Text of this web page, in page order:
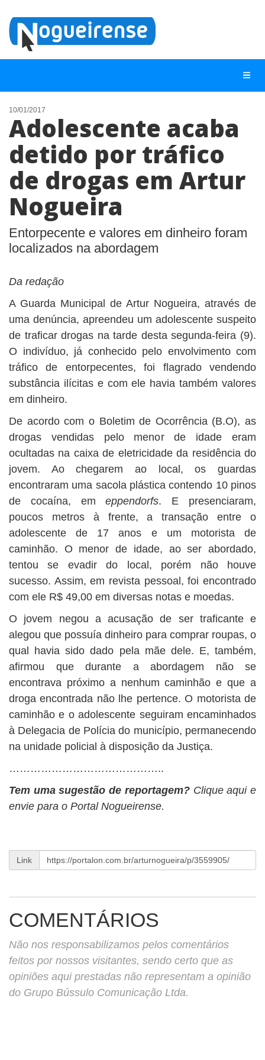
NOTÍCIAS
LISTA DIGITAL
TELEFONES ÚTEIS
CONTATO
ANUNCIE
10/01/2017
Adolescente acaba
detido por tráfico
de drogas em Artur
Nogueira
Entorpecente e valores em dinheiro foram
localizados na abordagem
Da redação
A Guarda Municipal de Artur Nogueira, através de
uma denúncia, apreendeu um adolescente suspeito
de traficar drogas na tarde desta segunda-feira (9).
O indivíduo, já conhecido pelo envolvimento com
tráfico de entorpecentes, foi flagrado vendendo
substância ilícitas e com ele havia também valores
em dinheiro.
De acordo com o Boletim de Ocorrência (B.O), as
drogas vendidas pelo menor de idade eram
ocultadas na caixa de eletricidade da residência do
jovem. Ao chegarem ao local, os guardas
encontraram uma sacola plástica contendo 10 pinos
de cocaína, emeppendorfs. E presenciaram,
poucos metros à frente, a transação entre o
adolescente de 17 anos e um motorista de
caminhão. O menor de idade, ao ser abordado,
tentou se evadir do local, porém não houve
sucesso. Assim, em revista pessoal, foi encontrado
com ele R$ 49,00 em diversas notas e moedas.
O jovem negou a acusação de ser traficante e
alegou que possuía dinheiro para comprar roupas, o
qual havia sido dado pela mãe dele. E, também,
afirmou que durante a abordagem não se
encontrava próximo a nenhum caminhão e que a
droga encontrada não lhe pertence. O motorista de
caminhão e o adolescente seguiram encaminhados
à Delegacia de Polícia do município, permanecendo
na unidade policial à disposição da Justiça.
……………………………………..
Tem uma sugestão de reportagem?Clique aqui e
envie para o Portal Nogueirense.
Link
COMENTÁRIOS
Não nos responsabilizamos pelos comentários
feitos por nossos visitantes, sendo certo que as
opiniões aqui prestadas não representam a opinião
do Grupo Bússulo Comunicação Ltda.